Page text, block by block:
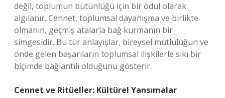
değil, toplumun bütünlüğü için bir ödül olarak
algılanır. Cennet, toplumsal dayanışma ve birlikte
olmanın, geçmiş atalarla bağ kurmanın bir
simgesidir. Bu tür anlayışlar, bireysel mutluluğun ve
önde gelen başarıların toplumsal ilişkilerle sıkı bir
biçimde bağlantılı olduğunu gösterir.
Cennet ve Ritüeller: Kültürel Yansımalar